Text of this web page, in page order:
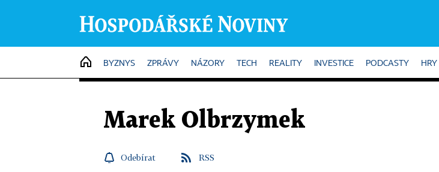
HOME
BYZNYS ZPRÁVY NÁZORY TECH REALITY INVESTICE PODCASTY HRY
Marek Olbrzymek
Odebírat RSS